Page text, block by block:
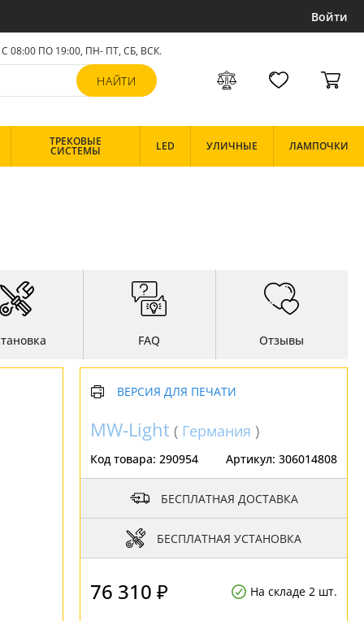
Войти
С 08:00 ПО 19:00, ПН- ПТ, СБ, ВСК.
ТРЕКОВЫЕ
СИСТЕМЫ LED УЛИЧНЫЕ ЛАМПОЧКИ
FAQ Отзывы
ВЕРСИЯ ДЛЯ ПЕЧАТИ
MW-Light ( Германия )
Код товара: 290954 Артикул: 306014808
БЕСПЛАТНАЯ ДОСТАВКА
БЕСПЛАТНАЯ УСТАНОВКА
76 310 ₽ На складе 2 шт.